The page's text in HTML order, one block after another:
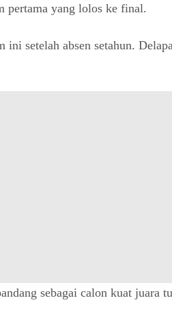
pertama yang lolos ke final.
setelah absen setahun.
sebagai calon kuat juara